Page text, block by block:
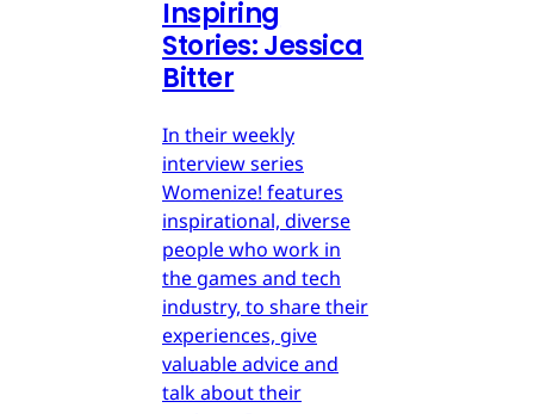
Inspiring
Stories: Jessica
Bitter
In their weekly
interview series
Womenize! features
inspirational, diverse
people who work in
the games and tech
industry, to share their
experiences, give
valuable advice and
talk about their